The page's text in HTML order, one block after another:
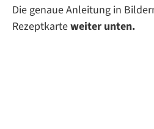
Die genaue Anleitung in
Rezeptkarteweiter unten.